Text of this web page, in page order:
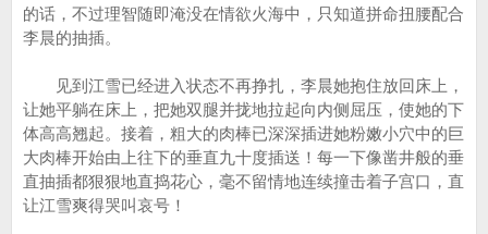
的话，不过理智随即淹没在情欲火海中，只知道拼命扭腰配合
李晨的抽插。
见到江雪已经进入状态不再挣扎，李晨她抱住放回床上，
让她平躺在床上，把她双腿并拢地拉起向内侧屈压，使她的下
体高高翘起。接着，粗大的肉棒已深深插进她粉嫩小穴中的巨
大肉棒开始由上往下的垂直九十度插送！每一下像凿井般的垂
直抽插都狠狠地直捣花心，毫不留情地连续撞击着子宫口，直
让江雪爽得哭叫哀号！